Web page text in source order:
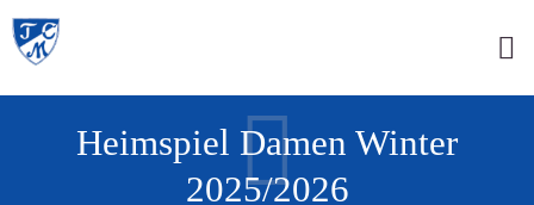
Heimspiel Damen Winter
2025/2026